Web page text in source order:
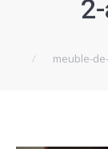
meuble-